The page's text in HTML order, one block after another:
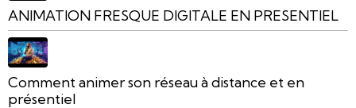
ANIMATION FRESQUE DIGITALE EN PRESENTIEL
Comment animer son réseau à distance et en
présentiel